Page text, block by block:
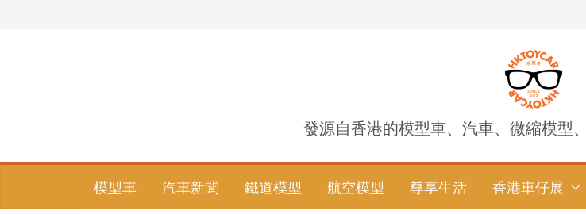
發源自香港的模型車、汽車、微縮模型
模型車 汽車新聞 鐵道模型 航空模型 尊享生活 香港車仔展